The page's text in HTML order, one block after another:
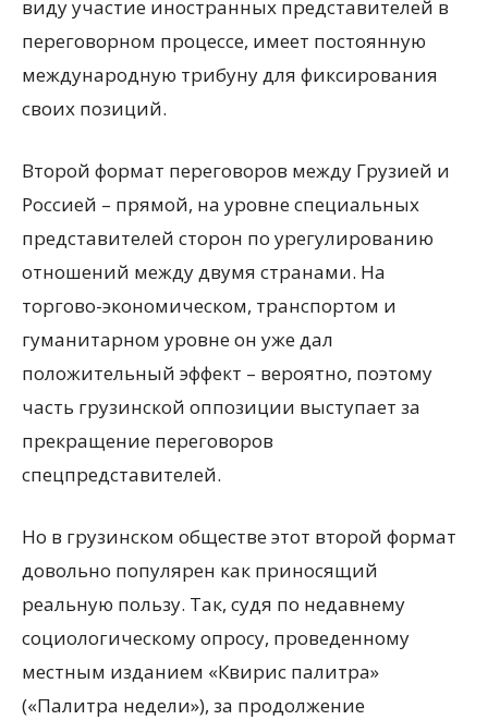
виду участие иностранных представителей в
переговорном процессе, имеет постоянную
международную трибуну для фиксирования
своих позиций.
Второй формат переговоров между Грузией и
Россией – прямой, на уровне специальных
представителей сторон по урегулированию
отношений между двумя странами. На
торгово-экономическом, транспортом и
гуманитарном уровне он уже дал
положительный эффект – вероятно, поэтому
часть грузинской оппозиции выступает за
прекращение переговоров
спецпредставителей.
Но в грузинском обществе этот второй формат
довольно популярен как приносящий
реальную пользу. Так, судя по недавнему
социологическому опросу, проведенному
местным изданием «Квирис палитра»
(«Палитра недели»), за продолжение